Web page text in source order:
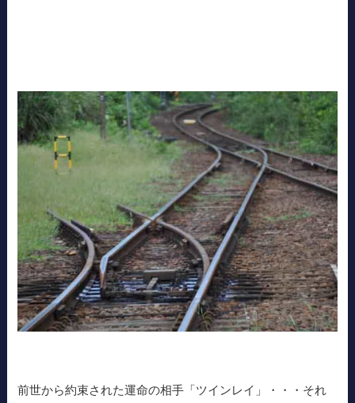
前世から約束された運命の相手「ツインレイ」・・・それ